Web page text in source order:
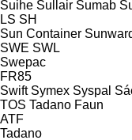
Suihe Sullair Sumab
LS SH
Sun Container
SWE SWL
Swepac
FR85
Swift Symex Syspal
TOS Tadano Faun
ATF
Tadano